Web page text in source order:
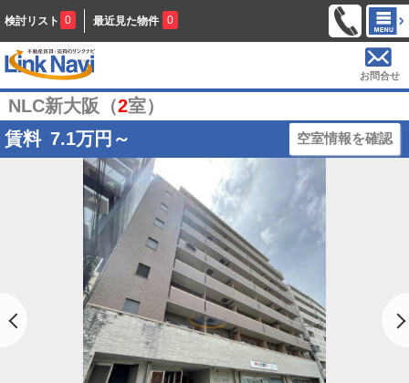
検討リスト 0 最近見た物件 0
お問合せ
NLC新大阪（2室）
賃料 7.1万円～ 空室情報を確認